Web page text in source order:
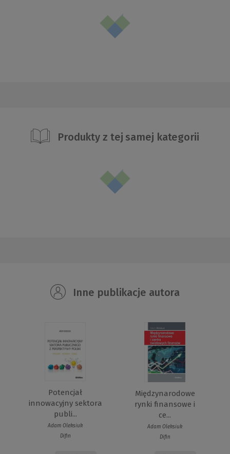
Produkty z tej samej kategorii
Inne publikacje autora
Potencjał
innowacyjny sektora
publi...
Adam Oleksiuk
Difin
Międzynarodowe
rynki finansowe i
ce...
Adam Oleksiuk
Difin